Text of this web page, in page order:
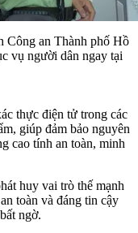
Công an Thành phố Hồ
vụ người dân ngay tại
thực điện tử trong các
giúp đảm bảo nguyên
cao tính an toàn, minh
huy vai trò thế mạnh
toàn và đáng tin cậy
ngờ.